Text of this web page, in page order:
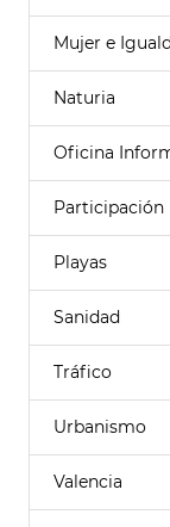
Mujer e
Naturia
Oficina
Participación
Playas
Sanidad
Tráfico
Urbanismo
Valencia